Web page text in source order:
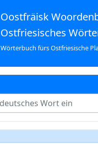
Oostfräisk
Ostfriesisches
Wörterbuch fürs Ostfriesische